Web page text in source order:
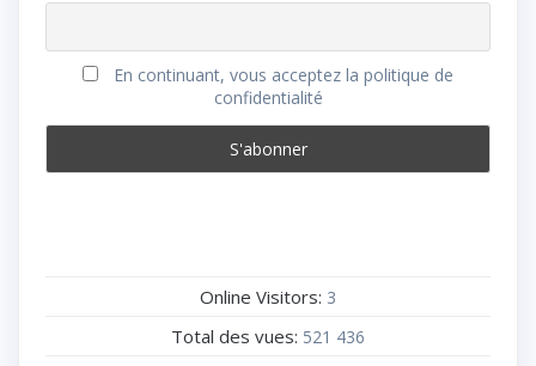
En continuant, vous acceptez la politique de
confidentialité
Online Visitors: 3
Total des vues: 521 436